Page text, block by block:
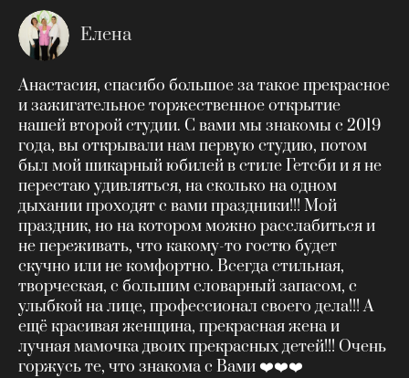
Елена
Анастасия, спасибо большое за такое прекрасное
и зажигательное торжественное открытие
нашей второй студии. С вами мы знакомы с 2019
года, вы открывали нам первую студию, потом
был мой шикарный юбилей в стиле Гетсби и я не
перестаю удивляться, на сколько на одном
дыхании проходят с вами праздники!!! Мой
праздник, но на котором можно расслабиться и
не переживать, что какому-то гостю будет
скучно или не комфортно. Всегда стильная,
творческая, с большим словарный запасом, с
улыбкой на лице, профессионал своего дела!!! А
ещё красивая женщина, прекрасная жена и
лучная мамочка двоих прекрасных детей!!! Очень
горжусь те, что знакома с Вами ❤️❤️❤️